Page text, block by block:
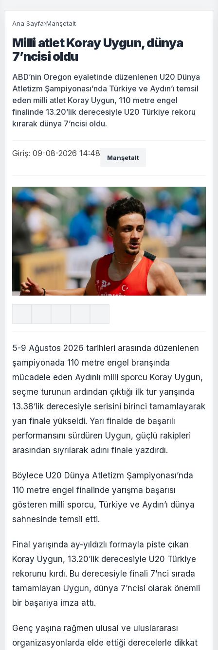
Ana Sayfa›Manşetalt
Milli atlet Koray Uygun, dünya
7’ncisi oldu
ABD’nin Oregon eyaletinde düzenlenen U20 Dünya
Atletizm Şampiyonası’nda Türkiye ve Aydın’ı temsil
eden milli atlet Koray Uygun, 110 metre engel
finalinde 13.20’lik derecesiyle U20 Türkiye rekoru
kırarak dünya 7’ncisi oldu.
Giriş: 09-08-2026 14:48 Manşetalt
5-9 Ağustos 2026 tarihleri arasında düzenlenen
şampiyonada 110 metre engel branşında
mücadele eden Aydınlı milli sporcu Koray Uygun,
seçme turunun ardından çıktığı ilk tur yarışında
13.38’lik derecesiyle serisini birinci tamamlayarak
yarı finale yükseldi. Yarı finalde de başarılı
performansını sürdüren Uygun, güçlü rakipleri
arasından sıyrılarak adını finale yazdırdı.
Böylece U20 Dünya Atletizm Şampiyonası’nda
110 metre engel finalinde yarışma başarısı
gösteren milli sporcu, Türkiye ve Aydın’ı dünya
sahnesinde temsil etti.
Final yarışında ay-yıldızlı formayla piste çıkan
Koray Uygun, 13.20’lik derecesiyle U20 Türkiye
rekorunu kırdı. Bu derecesiyle finali 7’nci sırada
tamamlayan Uygun, dünya 7’ncisi olarak önemli
bir başarıya imza attı.
Genç yaşına rağmen ulusal ve uluslararası
organizasyonlarda elde ettiği derecelerle dikkat